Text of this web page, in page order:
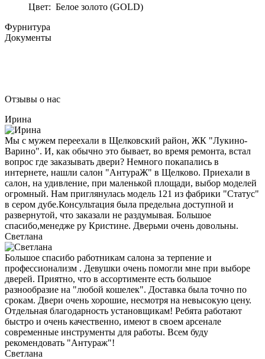
Цвет: Белое золото (GOLD)
Фурнитура
Документы
Отзывы о нас
Ирина
Мы с мужем переехали в Щелковский район, ЖК "Лукино-
Варино". И, как обычно это бывает, во время ремонта, встал
вопрос где заказывать двери? Немного покапались в
интернете, нашли салон "АнтураЖ" в Щелково. Приехали в
салон, на удивление, при маленькой площади, выбор моделей
огромный. Нам приглянулась модель 121 из фабрики "Статус"
в сером дубе.Консультация была предельна доступной и
развернутой, что заказали не раздумывая. Большое
спасибо,менедже ру Кристине. Дверьми очень довольны.
Светлана
Большое спасибо работникам салона за терпение и
профессионализм . Девушки очень помогли мне при выборе
дверей. Приятно, что в ассортименте есть большое
разнообразие на "любой кошелек". Доставка была точно по
срокам. Двери очень хорошие, несмотря на невысокую цену.
Отдельная благодарность установщикам! Ребята работают
быстро и очень качественно, имеют в своем арсенале
современные инструменты для работы. Всем буду
рекомендовать "Антураж"!
Светлана